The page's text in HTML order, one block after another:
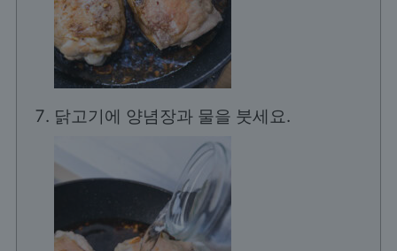
닭고기에 양념장과 물을 붓세요.